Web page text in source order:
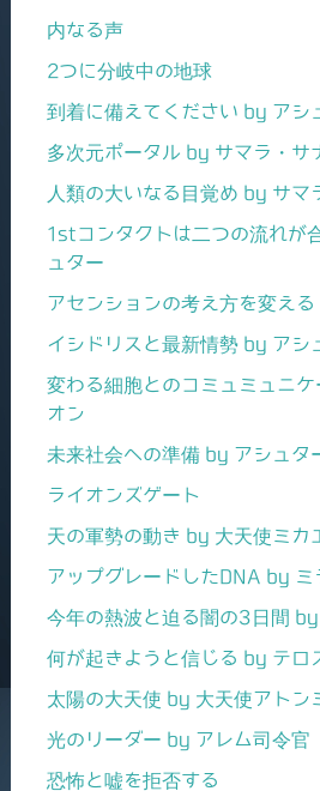
内なる声
2つに分岐中の地球
到着に備えてください by アシ
多次元ポータル by サマラ・サ
人類の大いなる目覚め by サマ
1stコンタクトは二つの流れが
ュター
アセンションの考え方を変え
イシドリスと最新情勢 by アシ
変わる細胞とのコミュミュニ
オン
未来社会への準備 by アシュタ
ライオンズゲート
天の軍勢の動き by 大天使ミカ
アップグレードしたDNA by ミ
今年の熱波と迫る闇の3日間
何が起きようと信じる by テロ
太陽の大天使 by 大天使アトン
光のリーダー by アレム司令官
恐怖と嘘を拒否する